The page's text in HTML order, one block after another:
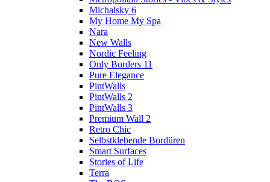
Michalsky 6
My Home My Spa
Nara
New Walls
Nordic Feeling
Only Borders 11
Pure Elegance
PintWalls
PintWalls 2
PintWalls 3
Premium Wall 2
Retro Chic
Selbstklebende Bordüren
Smart Surfaces
Stories of Life
Terra